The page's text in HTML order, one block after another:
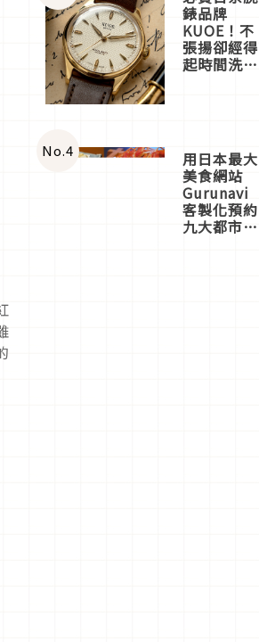
錶品牌
KUOE！不
張揚卻經得
起時間洗鍊
No.4 用日本最大
美食網站
Gurunavi
客製化預約
九大都市餐